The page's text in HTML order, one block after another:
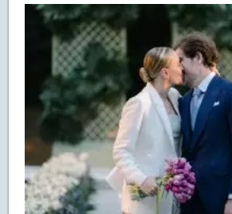
WILL YOU MARRY ME?
LUA DE MEL
COZINHA
DECORAÇÃO
DE NOIVA PRA NOIVA
S.O.S CASADAS
FALE COM O SAY I DO